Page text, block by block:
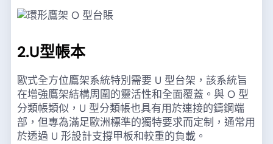
2.U型帳本
歐式全方位鷹架系統特別需要 U 型台架，該系統旨
在增強鷹架結構周圍的靈活性和全面覆蓋。與 O 型
分類帳類似，U 型分類帳也具有用於連接的鑄鋼端
部，但專為滿足歐洲標準的獨特要求而定制，通常用
於透過 U 形設計支撐甲板和較重的負載。